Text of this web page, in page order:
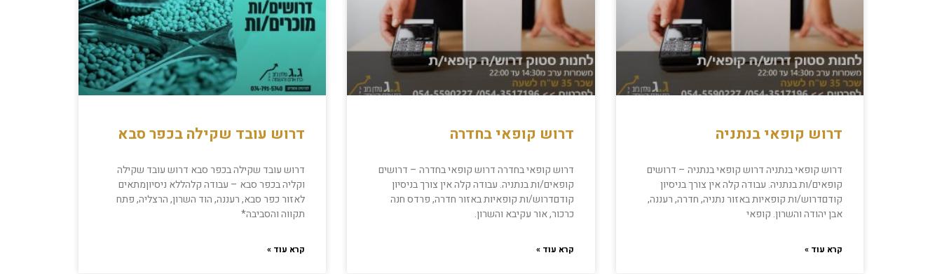
דרוש קופאי בנתניה
דרוש קופאי בנתניה דרוש קופאי בנתניה – דרושים
קופאים/ות בנתניה. עבודה קלה אין צורך בניסיון
קודםדרוש/ות קופאיות באזור נתניה, חדרה, רעננה,
אבן יהודה והשרון. קופאי
קרא עוד »
דרוש קופאי בחדרה
דרוש קופאי בחדרה דרוש קופאי בחדרה – דרושים
קופאים/ות בנתניה. עבודה קלה אין צורך בניסיון
קודםדרוש/ות קופאיות באזור חדרה, פרדס חנה
כרכור, אור עקיבא והשרון.
קרא עוד »
דרוש עובד שקילה בכפר סבא
דרוש עובד שקילה בכפר סבא דרוש עובד שקילה
וקליה בכפר סבא – עבודה קלהללא ניסיוןמתאים
לאזור כפר סבא, רעננה, הוד השרון, הרצליה, פתח
תקווה והסביבה*
קרא עוד »